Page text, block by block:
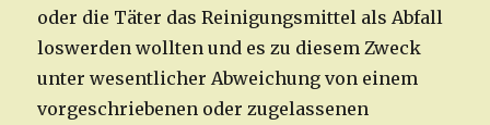
oder die Täter das Reinigungsmittel als Abfall
loswerden wollten und es zu diesem Zweck
unter wesentlicher Abweichung von einem
vorgeschriebenen oder zugelassenen